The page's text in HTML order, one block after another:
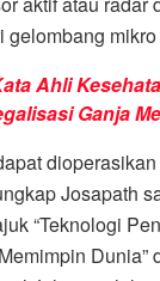
gelombang
Ahli
Ganja
Josapath
“Teknologi
Dunia”